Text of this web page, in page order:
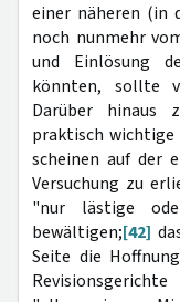
einer näheren (in
noch nunmehr
und Einlösung
könnten, sollte
Darüber hinaus
praktisch wichtige
scheinen auf der
Versuchung zu
"nur lästige
bewältigen;[42]
Seite die